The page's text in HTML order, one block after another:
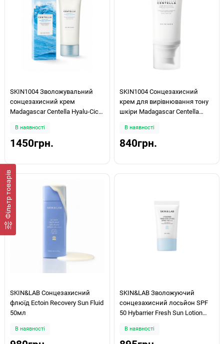
Фiльтр товарів
SKIN1004 Зволожувальний
сонцезахисний крем
Madagascar Centella Hyalu-Cica
PA++++ 100мл
В наявності
1450грн.
SKIN1004 Сонцезахисний
крем для вирівнювання тону
шкіри Madagascar Centella
Sunscreen SPF50PA++++ 50мл
В наявності
840грн.
SKIN&LAB Сонцезахисний
флюїд Ectoin Recovery Sun Fluid
50мл
В наявності
SKIN&LAB Зволожуючий
сонцезахисний лосьйон SPF
50 Hybarrier Fresh Sun Lotion
В наявності